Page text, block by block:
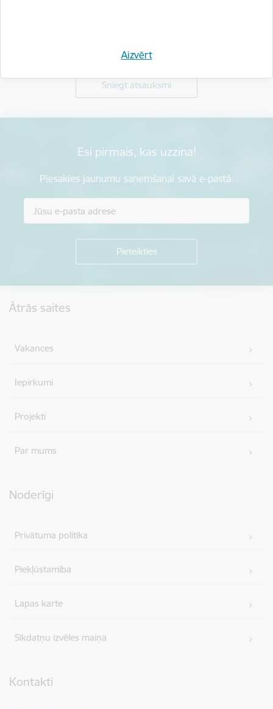
Aizvērt
Sniegt atsauksmi
Esi pirmais, kas uzzina!
Piesakies jaunumu saņemšanai savā e-pastā.
Ātrās saites
Vakances
Iepirkumi
Projekti
Par mums
Noderīgi
Privātuma politika
Piekļūstamība
Lapas karte
Sīkdatņu izvēles maiņa
Kontakti